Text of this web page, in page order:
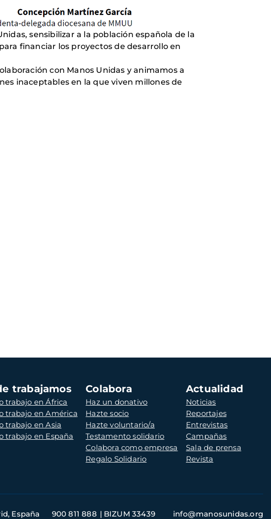
sensibilizar a la población española de la
financiar los proyectos de desarrollo en
con Manos Unidas y animamos a
inaceptables en la que viven millones de
trabajamos
trabajo en África
trabajo en América
trabajo en Asia
trabajo en España
Colabora
Haz un donativo
Hazte socio
Hazte voluntario/a
Testamento solidario
Colabora como empresa
Regalo Solidario
Actualidad
Noticias
Reportajes
Entrevistas
Campañas
Sala de prensa
Revista
España 900 811 888 BIZUM 33439 info@manosunidas.org